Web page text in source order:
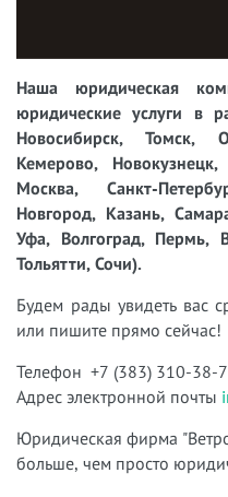
Наша юридическая
юридические услуги в
Новосибирск, Томск,
Кемерово,
Москва, Санкт-
Новгород, Казань,
Уфа, Волгоград, Пермь,
Тольятти, Сочи).
Будем рады увидеть вас
или пишите прямо сейчас!
Телефон +7 (383) 310-38-
Адрес электронной почты
Юридическая фирма
больше, чем просто